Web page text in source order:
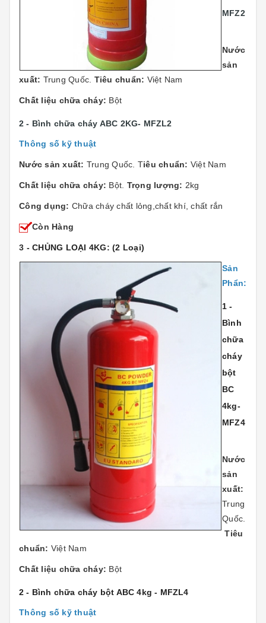
MFZ2
Nước
sản
xuất: Trung Quốc. Tiêu chuẩn: Việt Nam
Chất liệu chữa cháy: Bột
2 - Bình chữa cháy ABC 2KG- MFZL2
Thông số kỹ thuật
Nước sản xuất: Trung Quốc. Tiêu chuẩn: Việt Nam
Chất liệu chữa cháy: Bột. Trọng lượng: 2kg
Công dụng: Chữa cháy chất lỏng,chất khí, chất rắn
Còn Hàng
3 - CHỦNG LOẠI 4KG: (2 Loại)
Sản
Phẩn:
1 -
Bình
chữa
cháy
bột
BC
4kg-
MFZ4
Nước
sản
xuất:
Trung
Quốc.
Tiêu
chuẩn: Việt Nam
Chất liệu chữa cháy: Bột
2 - Bình chữa cháy bột ABC 4kg - MFZL4
Thông số kỹ thuật